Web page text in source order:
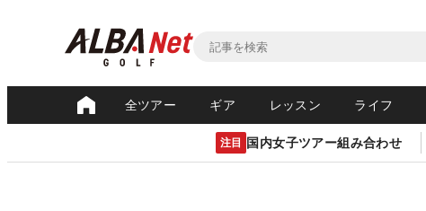
全ツアー ギア レッスン ライフ
注目 国内女子ツアー組み合わせ